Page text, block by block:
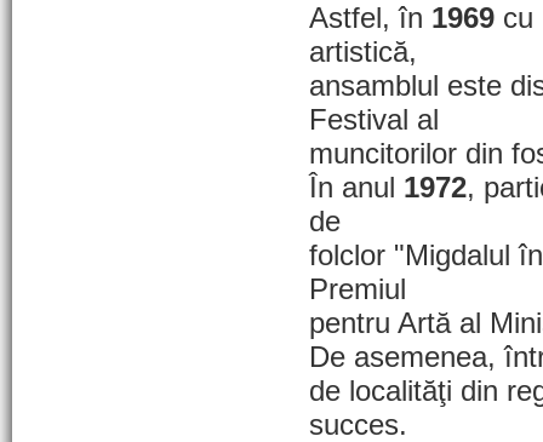
Astfel, în 1969 cu
artistică,
ansamblul este
Festival al
muncitorilor din
În anul 1972,
de
folclor "Migdalul
Premiul
pentru Artă al
De asemenea,
de localităţi din
succes.